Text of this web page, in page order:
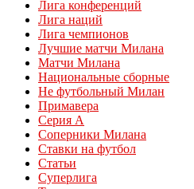
Лига конференций
Лига наций
Лига чемпионов
Лучшие матчи Милана
Матчи Милана
Национальные сборные
Не футбольный Милан
Примавера
Серия А
Соперники Милана
Ставки на футбол
Статьи
Суперлига